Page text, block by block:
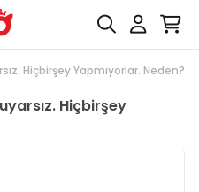
Hiçbirşey Yapmıyorlar. Neden?
Hiçbirşey